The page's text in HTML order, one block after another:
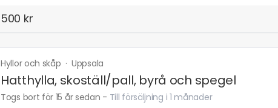
500 kr
Hyllor och skåp ·Uppsala
Hatthylla, skoställ/pall, byrå och spegel
Togs bort för 15 år sedan - Till försäljning i 1 månader